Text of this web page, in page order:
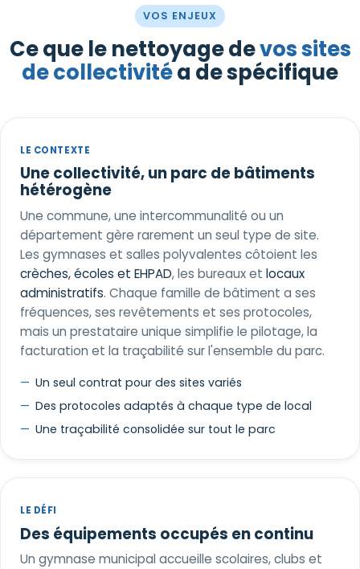
VOS ENJEUX
Ce que le nettoyage devos sites
de collectivitéa de spécifique
LE CONTEXTE
Une collectivité, un parc de bâtiments
hétérogène
Une commune, une intercommunalité ou un
département gère rarement un seul type de site.
Les gymnases et salles polyvalentes côtoient les
crèches, écoles et EHPAD, les bureaux et locaux
administratifs. Chaque famille de bâtiment a ses
fréquences, ses revêtements et ses protocoles,
mais un prestataire unique simplifie le pilotage, la
facturation et la traçabilité sur l'ensemble du parc.
Un seul contrat pour des sites variés
Des protocoles adaptés à chaque type de local
Une traçabilité consolidée sur tout le parc
LE DÉFI
Des équipements occupés en continu
Un gymnase municipal accueille scolaires, clubs et